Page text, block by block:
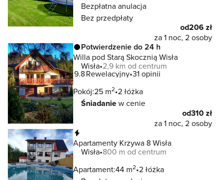
Bezpłatna anulacja
Bez przedpłaty
od206 zł
za 1 noc, 2 osoby
Potwierdzenie do 24 h
Willa pod Starą Skocznią Wisła
Wisła 2,9 km od centrum
9.8Rewelacyjny 31 opinii
Pokój:25 m2 2 łóżka
Śniadaniew cenie
od310 zł
za 1 noc, 2 osoby
Apartamenty Krzywa 8 Wisła
Wisła 800 m od centrum
Apartament:44 m2 2 łóżka